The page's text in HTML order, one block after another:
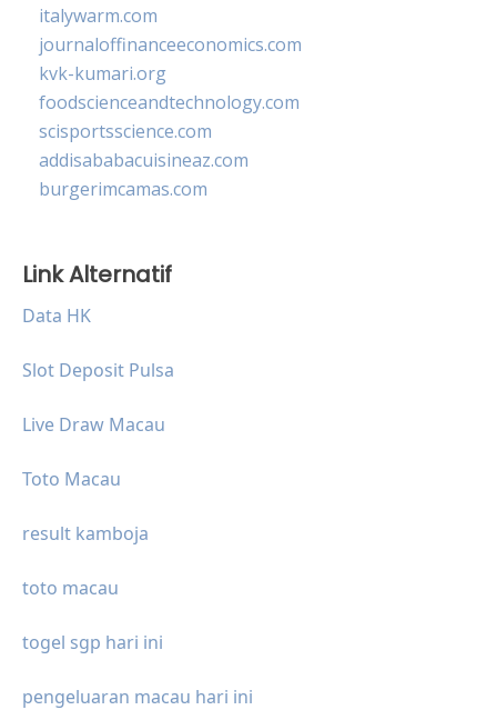
italywarm.com
journaloffinanceeconomics.com
kvk-kumari.org
foodscienceandtechnology.com
scisportsscience.com
addisababacuisineaz.com
burgerimcamas.com
Link Alternatif
Data HK
Slot Deposit Pulsa
Live Draw Macau
Toto Macau
result kamboja
toto macau
togel sgp hari ini
pengeluaran macau hari ini